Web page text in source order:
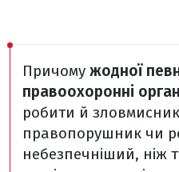
Причому жодної
правоохоронні
робити й
правопорушник чи
небезпечніший, ніж